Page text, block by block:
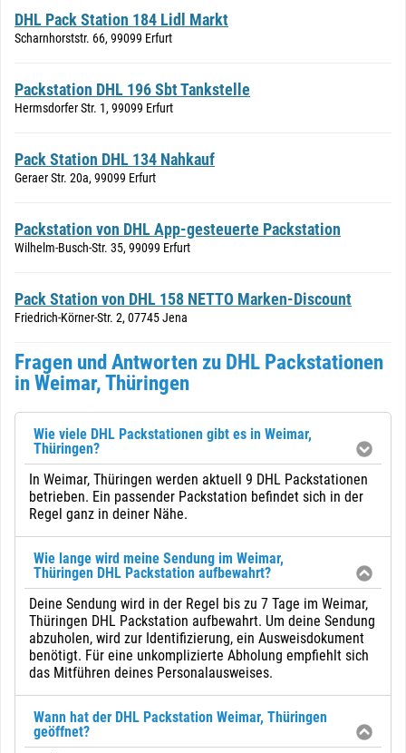
DHL Pack Station 184 Lidl Markt
Scharnhorststr. 66, 99099 Erfurt
Packstation DHL 196 Sbt Tankstelle
Hermsdorfer Str. 1, 99099 Erfurt
Pack Station DHL 134 Nahkauf
Geraer Str. 20a, 99099 Erfurt
Packstation von DHL App-gesteuerte Packstation
Wilhelm-Busch-Str. 35, 99099 Erfurt
Pack Station von DHL 158 NETTO Marken-Discount
Friedrich-Körner-Str. 2, 07745 Jena
Fragen und Antworten zu DHL Packstationen
in Weimar, Thüringen
Wie viele DHL Packstationen gibt es in Weimar,
Thüringen?
In Weimar, Thüringen werden aktuell 9 DHL Packstationen
betrieben. Ein passender Packstation befindet sich in der
Regel ganz in deiner Nähe.
Wie lange wird meine Sendung im Weimar,
Thüringen DHL Packstation aufbewahrt?
Deine Sendung wird in der Regel bis zu 7 Tage im Weimar,
Thüringen DHL Packstation aufbewahrt. Um deine Sendung
abzuholen, wird zur Identifizierung, ein Ausweisdokument
benötigt. Für eine unkomplizierte Abholung empfiehlt sich
das Mitführen deines Personalausweises.
Wann hat der DHL Packstation Weimar, Thüringen
geöffnet?